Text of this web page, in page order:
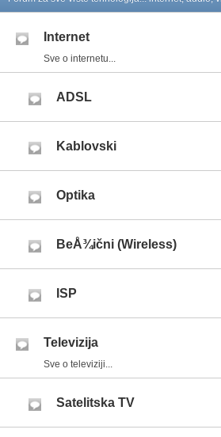
Internet
Sve o internetu...
ADSL
Kablovski
Optika
BeÅ¾ični (Wireless)
ISP
Televizija
Sve o televiziji...
Satelitska TV